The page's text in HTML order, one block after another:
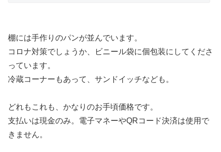
棚には手作りのパンが並んでいます。
コロナ対策でしょうか、ビニール袋に個包装にしてくださ
っています。
冷蔵コーナーもあって、サンドイッチなども。
どれもこれも、かなりのお手頃価格です。
支払いは現金のみ。電子マネーやQRコード決済は使用で
きません。